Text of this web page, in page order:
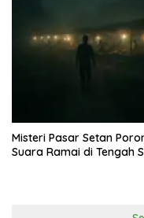
Misteri Pasar Setan
Suara Ramai di Tengah